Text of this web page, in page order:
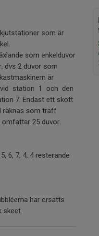
som är
som enkelduvor
dvs 2 duvor som
är
station 1 och den
7. Endast ett skott
som träff
omfattar 25 duvor.
6, 7, 4, 4 resterande
har ersatts
skeet.